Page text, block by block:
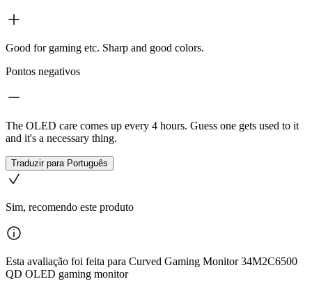
Good for gaming etc. Sharp and good colors.
Pontos negativos
The OLED care comes up every 4 hours. Guess one gets used to it
and it's a necessary thing.
Traduzir para Português
Sim, recomendo este produto
Esta avaliação foi feita para Curved Gaming Monitor 34M2C6500
QD OLED gaming monitor